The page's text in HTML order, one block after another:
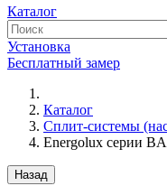
Каталог
Установка
Бесплатный замер
Каталог
Сплит-системы
Energolux серии